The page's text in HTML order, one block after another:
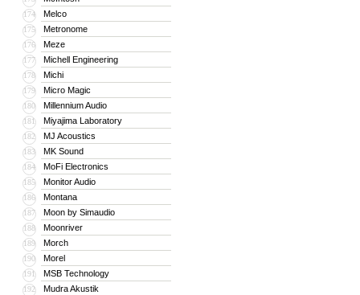
174 Melco
175 Metronome
176 Meze
177 Michell Engineering
178 Michi
179 Micro Magic
180 Millennium Audio
181 Miyajima Laboratory
182 MJ Acoustics
183 MK Sound
184 MoFi Electronics
185 Monitor Audio
186 Montana
187 Moon by Simaudio
188 Moonriver
189 Morch
190 Morel
191 MSB Technology
192 Mudra Akustik